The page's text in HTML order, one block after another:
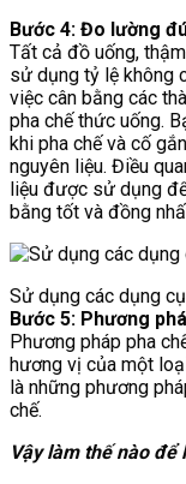
Bước 4: Đo lường
Tất cả đồ uống,
sử dụng tỷ lệ không
việc cân bằng các
pha chế thức uống.
khi pha chế và cố
nguyên liệu. ​Điều
liệu được sử dụng
bằng tốt và đồng
Sử dụng các dụng
Bước 5: Phương
Phương pháp pha
hương vị của một
là những phương
chế.
Vậy làm thế nào để